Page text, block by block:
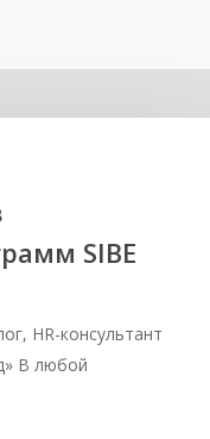
SIBE
HR-консультант
В любой